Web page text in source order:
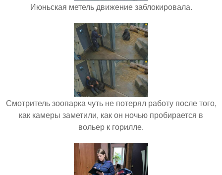
Июньская метель движение заблокировала.
Смотритель зоопарка чуть не потерял работу после того,
как камеры заметили, как он ночью пробирается в
вольер к горилле.